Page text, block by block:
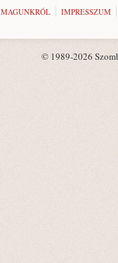
MAGUNKRÓL IMPRESSZUM
© 1989-2026